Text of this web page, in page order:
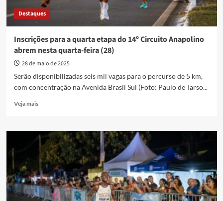
14º
Circuito
Corrida
de
Rua
Destaques
Inscrições para a quarta etapa do 14º Circuito Anapolino
abrem nesta quarta-feira (28)
28 de maio de 2025
Serão disponibilizadas seis mil vagas para o percurso de 5 km,
com concentração na Avenida Brasil Sul (Foto: Paulo de Tarso...
Veja maisRead
Inscrições
para
quarta
etapa
do
14º
Circuito